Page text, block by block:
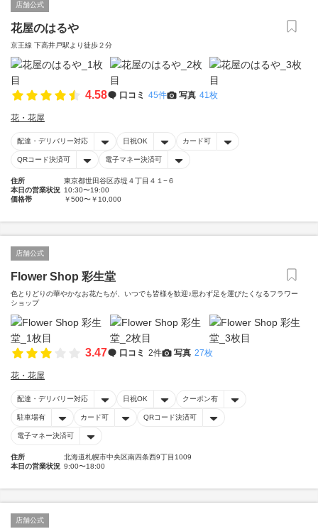
店舗公式
花屋のはるや
京王線 下高井戸駅より徒歩２分
4.58 口コミ 45件 写真 41枚
花・花屋
配達・デリバリー対応 日祝OK カード可
QRコード決済可 電子マネー決済可
住所
東京都世田谷区赤堤４丁目４１−６
本日の営業状況 10:30〜19:00
価格帯
￥500〜￥10,000
店舗公式
Flower Shop 彩生堂
色とりどりの華やかなお花たちが、いつでも皆様を歓迎♪思わず足を運びたくなるフラワー
ショップ
3.47 口コミ 2件 写真 27枚
花・花屋
配達・デリバリー対応 日祝OK クーポン有
駐車場有 カード可 QRコード決済可
電子マネー決済可
住所
北海道札幌市中央区南四条西9丁目1009
本日の営業状況 9:00〜18:00
店舗公式